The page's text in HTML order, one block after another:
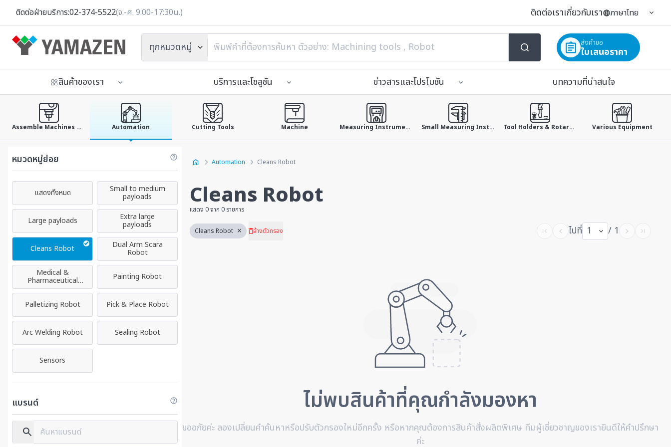
ติดต่อฝ่ายบริการ:02-374-5522(จ.-ศ. 9:00-17:30น.) ติดต่อเราเกี่ยวกับเรา ภาษาไทย
ทุกหมวดหมู่ ส่งคำขอ
ใบเสนอราคา
สินค้าของเรา บริการและโซลูชัน ข่าวสารและโปรโมชัน บทความที่น่าสนใจ
Assemble Machines & Tools Automation Cutting Tools Machine Measuring Instruments Small Measuring Instruments Tool Holders & Rotary Tables & Jig Various Equipment
หมวดหมู่ย่อย
แสดงทั้งหมด Small to medium
payloads
Large payloads Extra large
payloads
Cleans Robot Dual Arm Scara
Robot
Medical &
Pharmaceutical
Robot
Painting Robot
Palletizing Robot Pick & Place Robot
Arc Welding Robot Sealing Robot
Sensors
แบรนด์
Automation Cleans Robot
Cleans Robot
แสดง 0 จาก 0 รายการ
Cleans Robot × ล้างตัวกรอง ไปที่ 1 / 1
ไม่พบสินค้าที่คุณกำลังมองหา
ขออภัยค่ะ ลองเปลี่ยนคำค้นหาหรือปรับตัวกรองใหม่อีกครั้ง หรือหากคุณต้องการสินค้าสั่งผลิตพิเศษ ทีมผู้เชี่ยวชาญของเรายินดีให้คำปรึกษา
ค่ะ